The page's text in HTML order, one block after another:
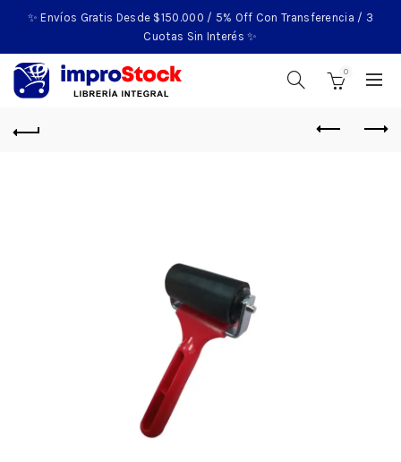
✨ Envíos Gratis Desde $150.000 / 5% Off Con Transferencia / 3
Cuotas Sin Interés ✨
0